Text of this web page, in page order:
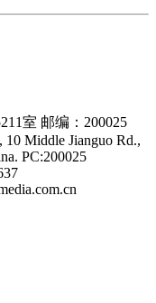
室 邮编：200025
Middle Jianguo Rd.,
PC:200025